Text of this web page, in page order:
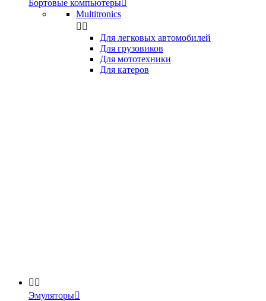
Бортовые компьютеры
Multitronics
 
Для легковых автомобилей
Для грузовиков
Для мототехники
Для катеров
 
Эмуляторы